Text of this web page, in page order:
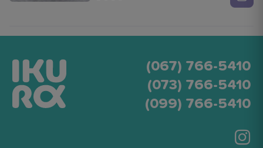
(067) 766-5410
(073) 766-5410
(099) 766-5410